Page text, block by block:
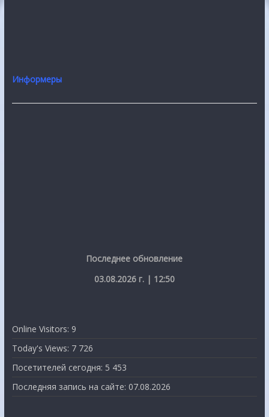
Информеры
Последнее обновление
03.08.2026 г. | 12:50
Online Visitors: 9
Today's Views: 7 726
Посетителей сегодня: 5 453
Последняя запись на сайте: 07.08.2026